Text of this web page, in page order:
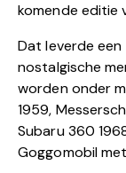
komende editie
Dat leverde
nostalgische
worden onder
1959,
Subaru 360
Goggomobil